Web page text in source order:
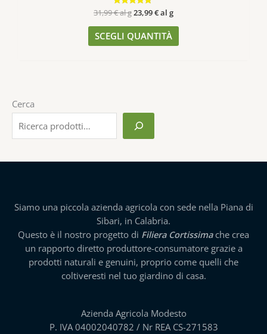
Valutato
4.93
su 5
31,99€al g23,99€al g
SCEGLI QUANTITÀ
Cerca
Siamo una piccola azienda agricola con sede nella Piana di
Sibari, in Calabria.
Questo è il nostro progetto di Filiera Cortissimache crea
un rapporto diretto produttore-consumatore grazie a
prodotti naturali e genuini, proprio come quelli che
coltiveresti nel tuo giardino di casa.
Azienda Agricola Modesto
P. IVA 04002040782 / Nr REA CS-271583